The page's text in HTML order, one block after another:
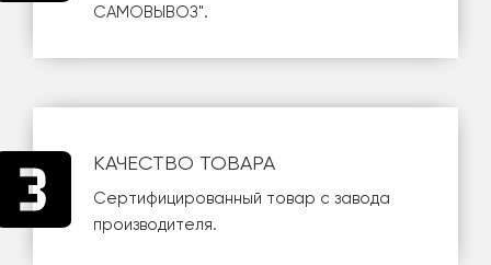
САМОВЫВОЗ".
КАЧЕСТВО ТОВАРА
Сертифицированный товар с завода
производителя.